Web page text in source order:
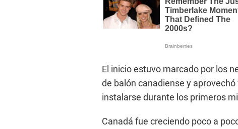
El inicio estuvo marcado por los
de balón canadiense y
instalarse durante los primeros
Canadá fue creciendo poco a